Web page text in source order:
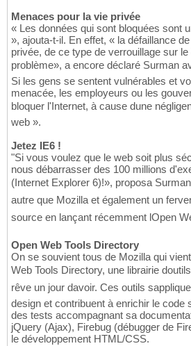
Menaces pour la vie privée
« Les données qui sont bloquées sont
», ajouta-t-il. En effet, « la défaillance
privée, de ce type de verrouillage sur
problème», a encore déclaré Surman
Si les gens se sentent vulnérables et
menacée, les employeurs ou les
bloquer l'Internet, à cause dune
web ».
Jetez IE6 !
"Si vous voulez que le web soit plus
nous débarrasser des 100 millions
(Internet Explorer 6)!», proposa
autre que Mozilla et également un
source en lançant récemment lOpen
Open Web Tools Directory
On se souvient tous de Mozilla qui
Web Tools Directory, une librairie
rêve un jour davoir. Ces outils
design et contribuent à enrichir le code
des tests accompagnant sa
jQuery (Ajax), Firebug (débugger de
le développement HTML/CSS.